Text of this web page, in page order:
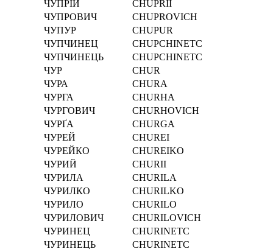
ЧУПРІЙ
CHUPRІI
ЧУПРОВИЧ
CHUPROVICH
ЧУПУР
CHUPUR
ЧУПЧИНЕЦ
CHUPCHINETC
ЧУПЧИНЕЦЬ
CHUPCHINETC
ЧУР
CHUR
ЧУРА
CHURA
ЧУРГА
CHURHA
ЧУРГОВИЧ
CHURHOVICH
ЧУРҐА
CHURGA
ЧУРЕЙ
CHUREI
ЧУРЕЙКО
CHUREIKO
ЧУРИЙ
CHURII
ЧУРИЛА
CHURILA
ЧУРИЛКО
CHURILKO
ЧУРИЛО
CHURILO
ЧУРИЛОВИЧ
CHURILOVICH
ЧУРИНЕЦ
CHURINETC
ЧУРИНЕЦЬ
CHURINETC